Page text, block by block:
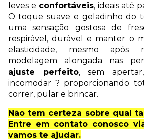
leves e confortáveis, ideais até
O toque suave e geladinho do
uma sensação gostosa de
respirável, durável e manter o
elasticidade, mesmo após
modelagem alongada nas
ajuste perfeito, sem
incomodar ? proporcionando
correr, pular e brincar.
Não tem certeza sobre qual
Entre em contato conosco
vamos te ajudar.